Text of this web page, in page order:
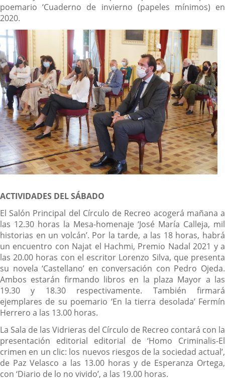
poemario ‘Cuaderno de invierno (papeles mínimos) en
2020.
ACTIVIDADES DEL SÁBADO
El Salón Principal del Círculo de Recreo acogerá mañana a
las 12.30 horas la Mesa-homenaje ‘José María Calleja, mil
historias en un volcán’. Por la tarde, a las 18 horas, habrá
un encuentro con Najat el Hachmi, Premio Nadal 2021 y a
las 20.00 horas con el escritor Lorenzo Silva, que presenta
su novela ‘Castellano’ en conversación con Pedro Ojeda.
Ambos estarán firmando libros en la plaza Mayor a las
19.30 y 18.30 respectivamente. También firmará
ejemplares de su poemario ‘En la tierra desolada’ Fermín
Herrero a las 13.00 horas.
La Sala de las Vidrieras del Círculo de Recreo contará con la
presentación editorial editorial de ‘Homo Criminalis-El
crimen en un clic: los nuevos riesgos de la sociedad actual’,
de Paz Velasco a las 13.00 horas y de Esperanza Ortega,
con ‘Diario de lo no vivido’, a las 19.00 horas.